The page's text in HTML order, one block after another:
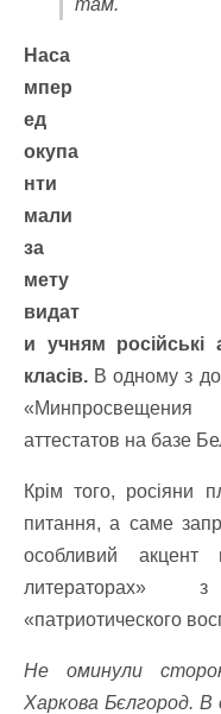
там.
Наса
мпер
ед
окупа
нти
мали
за
мету
видат
и учням російські
класів. В одному з
аттестатов на базе
Крім того, росіяни
питання, а саме
особливий
литераторах»
«патриотического
Не оминули
Харкова Бєлгород. В